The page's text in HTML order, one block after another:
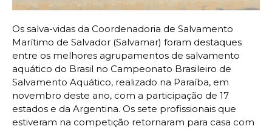
Os salva-vidas da Coordenadoria de Salvamento
Marítimo de Salvador (Salvamar) foram destaques
entre os melhores agrupamentos de salvamento
aquático do Brasil no Campeonato Brasileiro de
Salvamento Aquático, realizado na Paraíba, em
novembro deste ano, com a participação de 17
estados e da Argentina. Os sete profissionais que
estiveram na competição retornaram para casa com